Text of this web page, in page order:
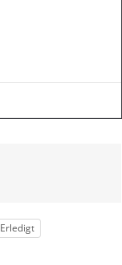
Status
Erledigt